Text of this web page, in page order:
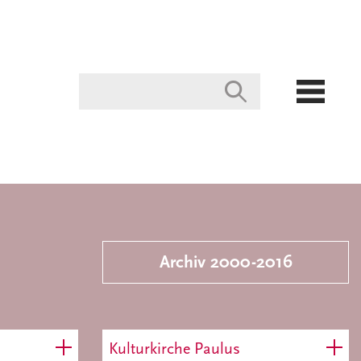
Archiv 2000-2016
Kulturkirche Paulus